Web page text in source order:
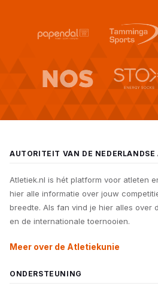
AUTORITEIT VAN DE NEDERLANDSE
Atletiek.nl is hét platform voor atleten
hier alle informatie over jouw
breedte. Als fan vind je hier alles over
en de internationale toernooien.
Meer over de Atletiekunie
ONDERSTEUNING